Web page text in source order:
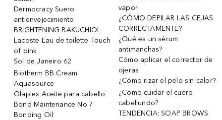
Dermocracy Suero
antienvejecimiento
BRIGHTENING BAKUCHIOL
Lacoste Eau de toilette Touch
of pink
Sol de Janeiro 62
Biotherm BB Cream
Aquasource
Olaplex Aceite para cabello
Bond Maintenance No.7
Bonding Oil
vapor
¿CÓMO DEPILAR LAS CEJAS
CORRECTAMENTE?
¿Qué es un sérum
antimanchas?
Cómo aplicar el corrector de
ojeras
¿Cómo rizar el pelo sin calor?
¿Cómo cuidar el cuero
cabellundo?
TENDENCIA: SOAP BROWS